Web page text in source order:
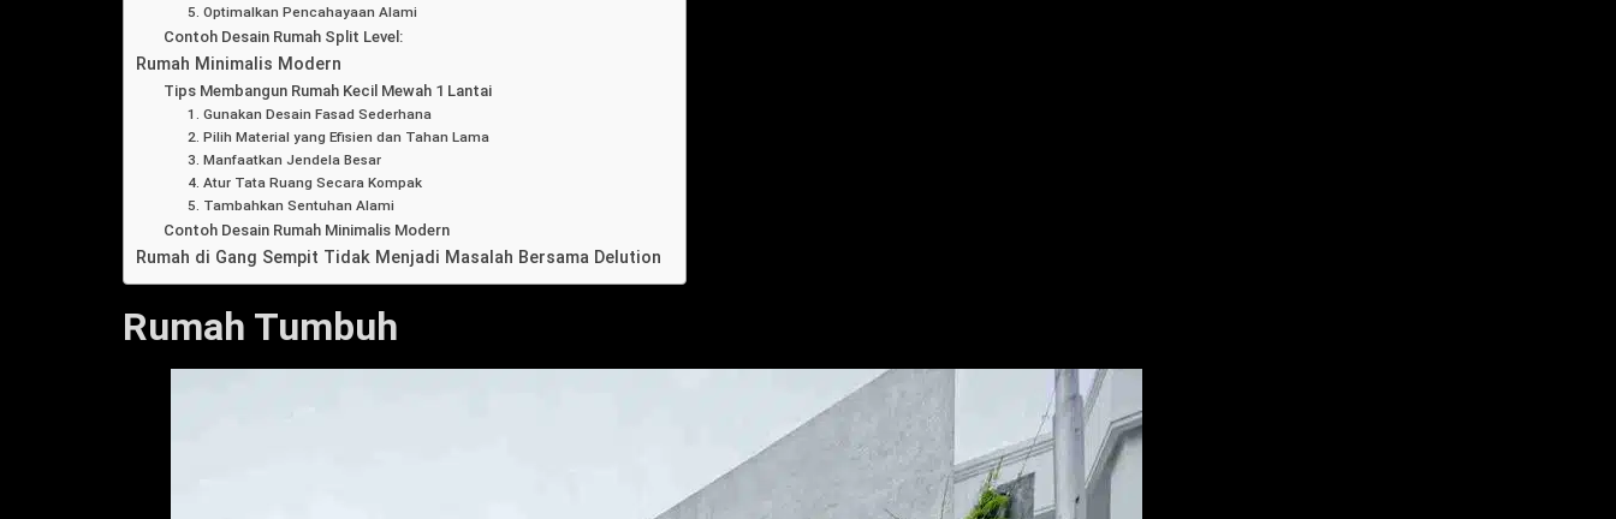
5. Optimalkan Pencahayaan Alami
Contoh Desain Rumah Split Level:
Rumah Minimalis Modern
Tips Membangun Rumah Kecil Mewah 1 Lantai
1. Gunakan Desain Fasad Sederhana
2. Pilih Material yang Efisien dan Tahan Lama
3. Manfaatkan Jendela Besar
4. Atur Tata Ruang Secara Kompak
5. Tambahkan Sentuhan Alami
Contoh Desain Rumah Minimalis Modern
Rumah di Gang Sempit Tidak Menjadi Masalah Bersama Delution
Rumah Tumbuh